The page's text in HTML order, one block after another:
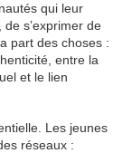
qui leur
s’exprimer de
part des choses :
entre la
et le lien
Les jeunes
réseaux :